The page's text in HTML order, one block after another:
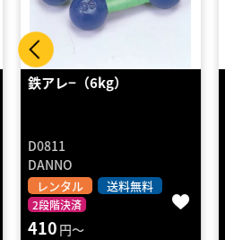
鉄アレ−（6kg）
D0811
DANNO
レンタル 送料無料
2段階決済
410円～